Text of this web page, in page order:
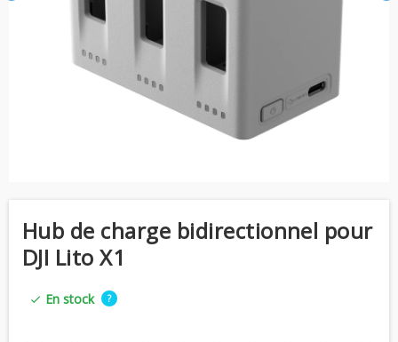
Hub de charge bidirectionnel pour
DJI Lito X1
check En stock ?